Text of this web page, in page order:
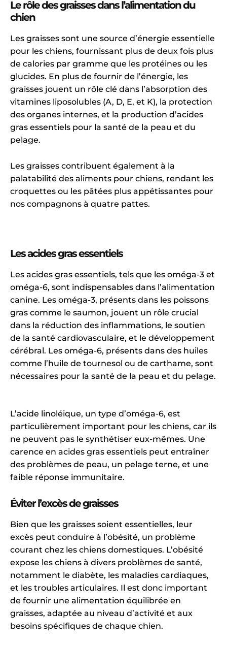
Le rôle des graisses dans l’alimentation du
chien
Les graisses sont une source d’énergie essentielle
pour les chiens, fournissant plus de deux fois plus
de calories par gramme que les protéines ou les
glucides. En plus de fournir de l’énergie, les
graisses jouent un rôle clé dans l’absorption des
vitamines liposolubles (A, D, E, et K), la protection
des organes internes, et la production d’acides
gras essentiels pour la santé de la peau et du
pelage.
Les graisses contribuent également à la
palatabilité des aliments pour chiens, rendant les
croquettes ou les pâtées plus appétissantes pour
nos compagnons à quatre pattes.
Les acides gras essentiels
Les acides gras essentiels, tels que les oméga-3 et
oméga-6, sont indispensables dans l’alimentation
canine. Les oméga-3, présents dans les poissons
gras comme le saumon, jouent un rôle crucial
dans la réduction des inflammations, le soutien
de la santé cardiovasculaire, et le développement
cérébral. Les oméga-6, présents dans des huiles
comme l’huile de tournesol ou de carthame, sont
nécessaires pour la santé de la peau et du pelage.
L’acide linoléique, un type d’oméga-6, est
particulièrement important pour les chiens, car ils
ne peuvent pas le synthétiser eux-mêmes. Une
carence en acides gras essentiels peut entraîner
des problèmes de peau, un pelage terne, et une
faible réponse immunitaire.
Éviter l’excès de graisses
Bien que les graisses soient essentielles, leur
excès peut conduire à l’obésité, un problème
courant chez les chiens domestiques. L’obésité
expose les chiens à divers problèmes de santé,
notamment le diabète, les maladies cardiaques,
et les troubles articulaires. Il est donc important
de fournir une alimentation équilibrée en
graisses, adaptée au niveau d’activité et aux
besoins spécifiques de chaque chien.